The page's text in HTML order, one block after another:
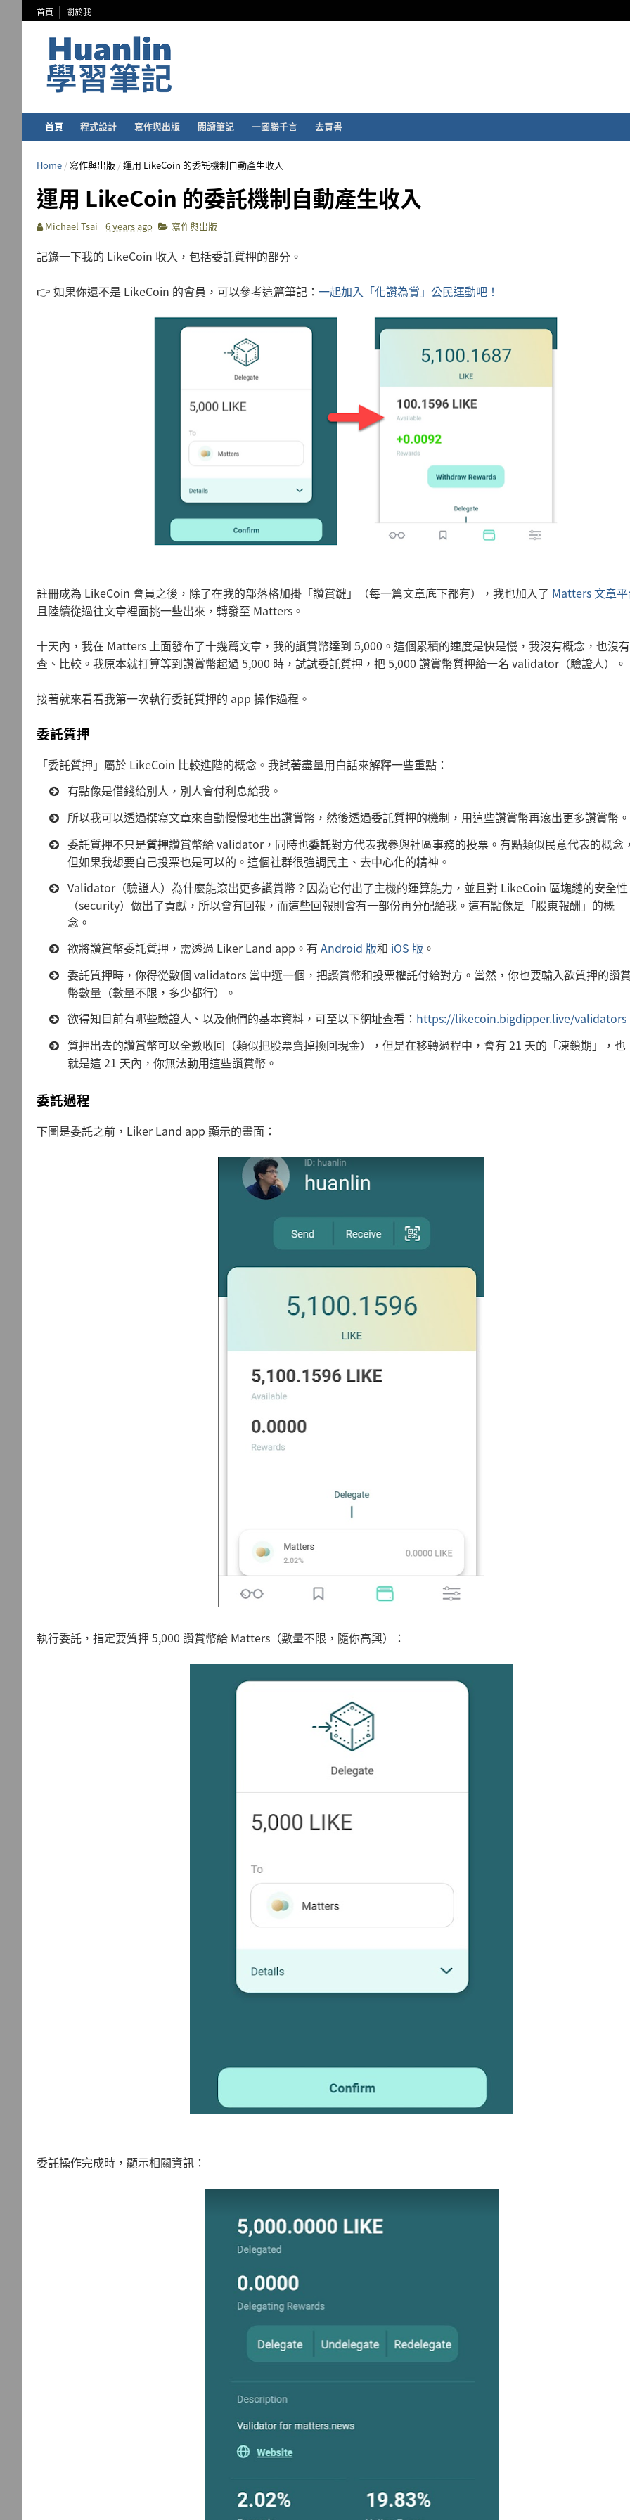
首頁 關於我
首頁 程式設計 寫作與出版 閱讀筆記 一圖勝千言 去買書
Home /寫作與出版 /運用 LikeCoin 的委託機制自動產生收入
運用 LikeCoin 的委託機制自動產生收入
Michael Tsai 6 years ago 寫作與出版
記錄一下我的 LikeCoin 收入，包括委託質押的部分。
👉 如果你還不是 LikeCoin 的會員，可以參考這篇筆記： 一起加入「化讚為賞」公民運動吧！
註冊成為 LikeCoin 會員之後，除了在我的部落格加掛「讚賞鍵」（每一篇文章底下都有），我也加入了 Matters 文章
且陸續從過往文章裡面挑一些出來，轉發至 Matters。
十天內，我在 Matters 上面發布了十幾篇文章，我的讚賞幣達到 5,000。這個累積的速度是快是慢，我沒有概念，也沒
查、比較。我原本就打算等到讚賞幣超過 5,000 時，試試委託質押，把 5,000 讚賞幣質押給一名 validator（驗證人）。
接著就來看看我第一次執行委託質押的 app 操作過程。
委託質押
「委託質押」屬於 LikeCoin 比較進階的概念。我試著盡量用白話來解釋一些重點：
有點像是借錢給別人，別人會付利息給我。
所以我可以透過撰寫文章來自動慢慢地生出讚賞幣，然後透過委託質押的機制，用這些讚賞幣再滾出更多讚賞幣。
委託質押不只是質押讚賞幣給 validator，同時也委託對方代表我參與社區事務的投票。有點類似民意代表的概念
但如果我想要自己投票也是可以的。這個社群很強調民主、去中心化的精神。
Validator（驗證人）為什麼能滾出更多讚賞幣？因為它付出了主機的運算能力，並且對 LikeCoin 區塊鏈的安全性
（security）做出了貢獻，所以會有回報，而這些回報則會有一部份再分配給我。這有點像是「股東報酬」的概
念。
欲將讚賞幣委託質押，需透過 Liker Land app。有 Android 版和 iOS 版 。
委託質押時，你得從數個 validators 當中選一個，把讚賞幣和投票權託付給對方。當然，你也要輸入欲質押的讚
幣數量（數量不限，多少都行）。
欲得知目前有哪些驗證人、以及他們的基本資料，可至以下網址查看： https://likecoin.bigdipper.live/validators
質押出去的讚賞幣可以全數收回（類似把股票賣掉換回現金），但是在移轉過程中，會有 21 天的「凍鎖期」，也
就是這 21 天內，你無法動用這些讚賞幣。
委託過程
下圖是委託之前，Liker Land app 顯示的畫面：
執行委託，指定要質押 5,000 讚賞幣給 Matters（數量不限，隨你高興）：
委託操作完成時，顯示相關資訊：